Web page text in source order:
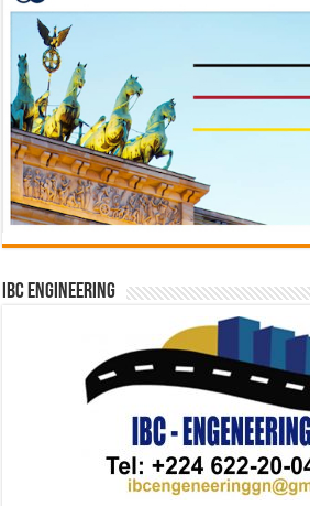
IBC Engineering